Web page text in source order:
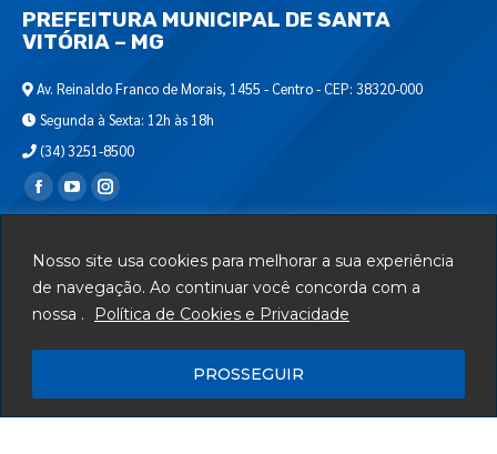
Nosso site usa cookies para melhorar a sua experiência
de navegação. Ao continuar você concorda com a
nossa .
Política de Cookies e Privacidade
PROSSEGUIR
PREFEITURA MUNICIPAL DE SANTA
VITÓRIA – MG
Av. Reinaldo Franco de Morais, 1455 - Centro - CEP: 38320-000
Segunda à Sexta: 12h às 18h
(34) 3251-8500
Encontre-nos em:
Departamento de T.I.
Serviços
Mapa do Site